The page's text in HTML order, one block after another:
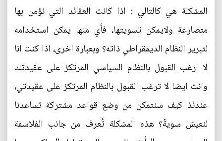
المشكلة هي كالتالي : اذا كانت العقائد التي نؤمن بها
متصارعة ولايمكن تسويتها، فأي منها يمكن استخدامه
لتبرير النظام الديمقراطي ذاته؟ وبعبارة اخرى، اذا كنت انا
لا ارغب القبول بالنظام السياسي المرتكز على عقيدتك
وانت ايضا لا ترغب القبول بالنظام المرتكز على عقيدتي،
عندئذ كيف سنتمكن من وضع قواعد مشتركة تساعدنا
لنعيش سويةً؟ هذه المشكلة تُعرف من جانب الفلاسفة